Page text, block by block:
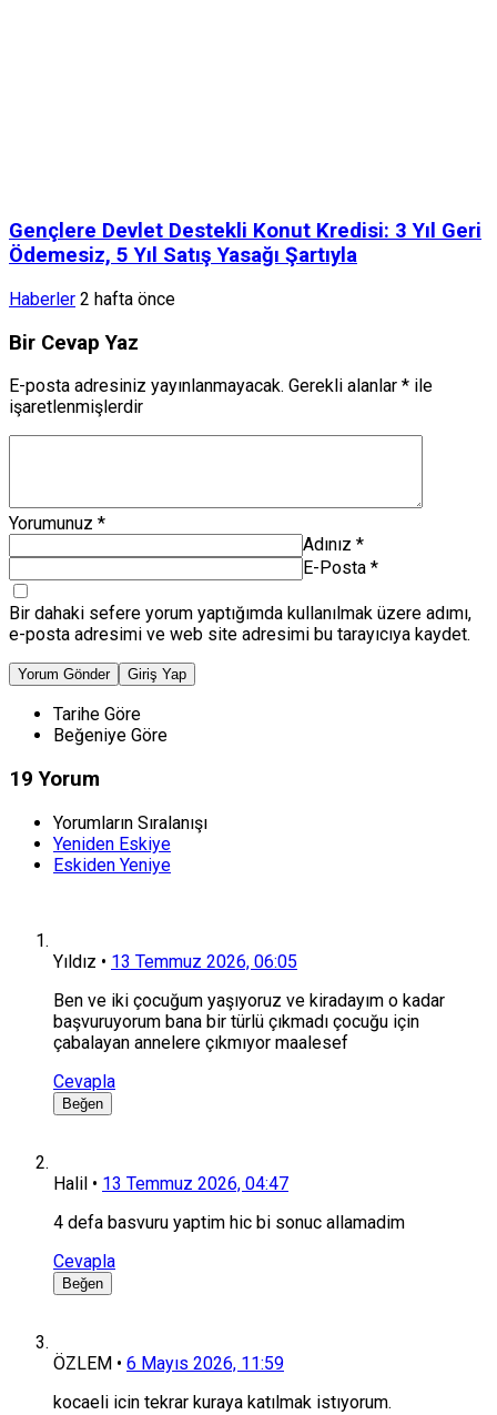
Gençlere Devlet Destekli Konut Kredisi: 3 Yıl Geri
Ödemesiz, 5 Yıl Satış Yasağı Şartıyla
Haberler 2 hafta önce
Bir Cevap Yaz
E-posta adresiniz yayınlanmayacak. Gerekli alanlar * ile
işaretlenmişlerdir
Yorumunuz *
Adınız *
E-Posta *
Bir dahaki sefere yorum yaptığımda kullanılmak üzere adımı,
e-posta adresimi ve web site adresimi bu tarayıcıya kaydet.
Yorum Gönder Giriş Yap
Tarihe Göre
Beğeniye Göre
19 Yorum
Yorumların Sıralanışı
Yeniden Eskiye
Eskiden Yeniye
Yıldız • 13 Temmuz 2026, 06:05
Ben ve iki çocuğum yaşıyoruz ve kiradayım o kadar
başvuruyorum bana bir türlü çıkmadı çocuğu için
çabalayan annelere çıkmıyor maalesef
Cevapla
Beğen
Halil • 13 Temmuz 2026, 04:47
4 defa basvuru yaptim hic bi sonuc allamadim
Cevapla
Beğen
ÖZLEM • 6 Mayıs 2026, 11:59
kocaeli icin tekrar kuraya katılmak istıyorum.